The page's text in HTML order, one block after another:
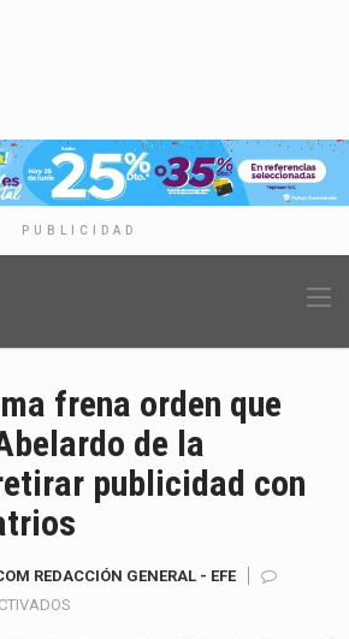
PUBLICIDAD
frena orden que
de la
publicidad con
REDACCIÓN GENERAL - EFE